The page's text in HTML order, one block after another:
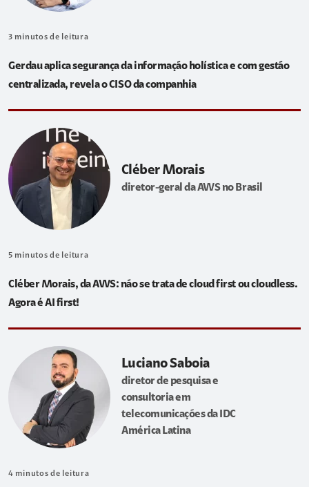
3 minutos de leitura
Gerdau aplica segurança da informação holística e com gestão
centralizada, revela o CISO da companhia
Cléber Morais
diretor-geral da AWS no Brasil
5 minutos de leitura
Cléber Morais, da AWS: não se trata de cloud first ou cloudless.
Agora é AI first!
Luciano Saboia
diretor de pesquisa e
consultoria em
telecomunicações da IDC
América Latina
4 minutos de leitura